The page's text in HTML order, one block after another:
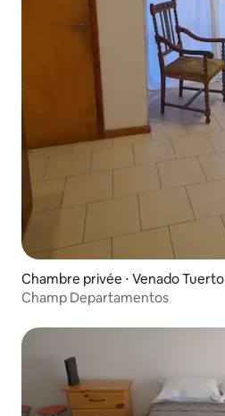
Chambre privée ⋅ Venado Tuerto
Champ Departamentos